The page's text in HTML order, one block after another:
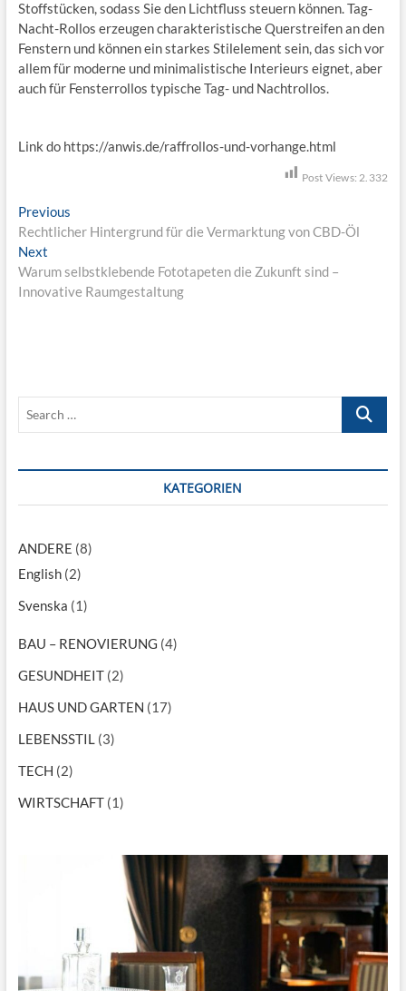
Stoffstücken, sodass Sie den Lichtfluss steuern können. Tag-
Nacht-Rollos erzeugen charakteristische Querstreifen an den
Fenstern und können ein starkes Stilelement sein, das sich vor
allem für moderne und minimalistische Interieurs eignet, aber
auch für Fensterrollos typische Tag- und Nachtrollos.
Link do https://anwis.de/raffrollos-und-vorhange.html
Post Views: 2.332
B
e
i
t
g
s
a
v
i
g
a
i
o
n
Previous
r
v
i
t
Rechtlicher Hintergrund für die Vermarktung von CBD-Öl
Next
e
x
:
Warum selbstklebende Fototapeten die Zukunft sind –
Innovative Raumgestaltung
r
h
KATEGORIEN
ANDERE (8)
English(2)
Svenska (1)
BAU – RENOVIERUNG (4)
GESUNDHEIT(2)
HAUS UND GARTEN (17)
LEBENSSTIL (3)
TECH (2)
WIRTSCHAFT(1)